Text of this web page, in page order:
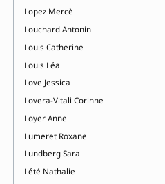
Lopez Mercè
Louchard Antonin
Louis Catherine
Louis Léa
Love Jessica
Lovera-Vitali Corinne
Loyer Anne
Lumeret Roxane
Lundberg Sara
Lété Nathalie